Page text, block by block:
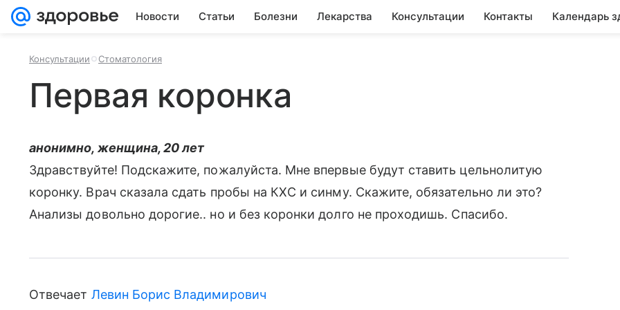
Новости Статьи Болезни Лекарства Консультации Контакты Календарь
Консультации Стоматология
Первая коронка
анонимно, женщина, 20 лет
Здравствуйте! Подскажите, пожалуйста. Мне впервые будут ставить цельнолитую
коронку. Врач сказала сдать пробы на КХС и синму. Скажите, обязательно ли это?
Анализы довольно дорогие.. но и без коронки долго не проходишь. Спасибо.
Отвечает Левин Борис Владимирович